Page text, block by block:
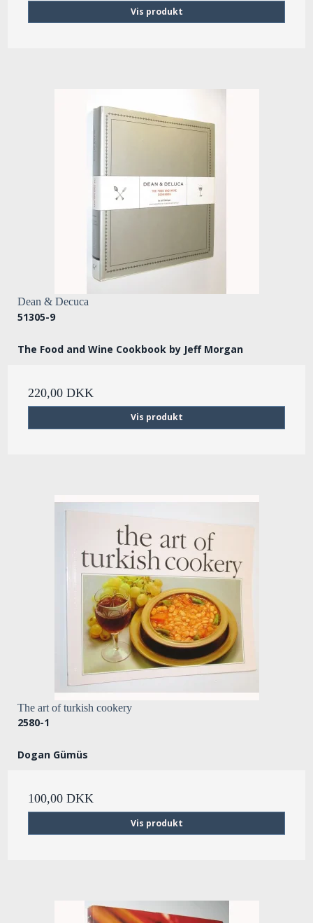
Vis produkt
Dean & Decuca
51305-9
The Food and Wine Cookbook by Jeff Morgan
220,00 DKK
Vis produkt
The art of turkish cookery
2580-1
Dogan Gümüs
100,00 DKK
Vis produkt